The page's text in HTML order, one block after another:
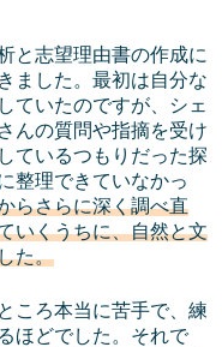
と志望理由書の作成に
ました。最初は自分な
ていたのですが、シェ
んの質問や指摘を受け
ているつもりだった探
整理できていなかっ
らさらに深く調べ直
いくうちに、自然と文
た。
ころ本当に苦手で、練
ほどでした。それで